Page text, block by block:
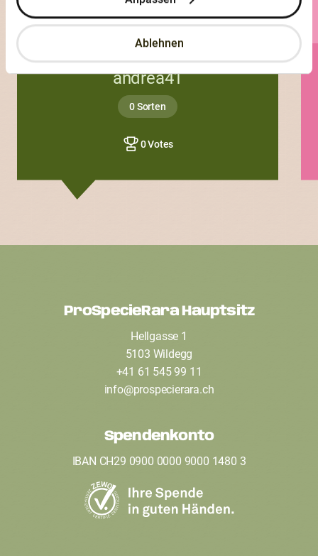
Ablehnen
andrea41
0 Sorten
0 Votes
ProSpecieRara Hauptsitz
Hellgasse 1
5103 Wildegg
+41 61 545 99 11
info@prospecierara.ch
Spendenkonto
IBAN CH29 0900 0000 9000 1480 3